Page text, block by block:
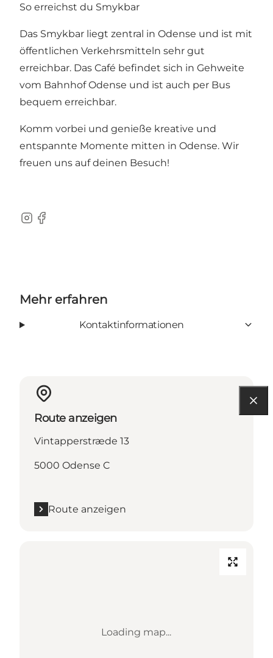
So erreichst du Smykbar
Das Smykbar liegt zentral in Odense und ist mit
öffentlichen Verkehrsmitteln sehr gut
erreichbar. Das Café befindet sich in Gehweite
vom Bahnhof Odense und ist auch per Bus
bequem erreichbar.
Komm vorbei und genieße kreative und
entspannte Momente mitten in Odense. Wir
freuen uns auf deinen Besuch!
Instagram
Facebook
Mehr erfahren
Kontaktinformationen
Route anzeigen
Vintapperstræde 13
5000 Odense C
Route anzeigen
Loading map...